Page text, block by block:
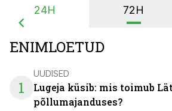
24H 72H
ENIMLOETUD
1
UUDISED
Lugeja küsib: mis toimub
põllumajanduses?